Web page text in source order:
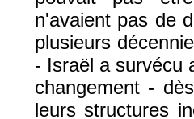
n'avaient pas de
plusieurs
- Israël a survécu
changement -
leurs structures